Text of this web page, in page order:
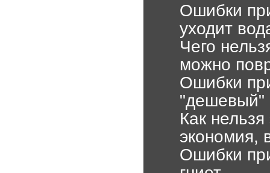
Ошибки
уходит
Чего
можно
Ошибки
"дешевый"
Как
экономия,
Ошибки